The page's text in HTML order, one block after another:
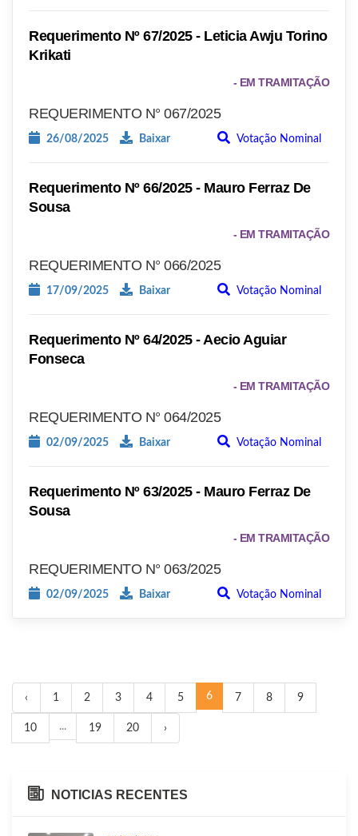
Requerimento Nº 67/2025 - Leticia Awju Torino
Krikati
- EM TRAMITAÇÃO
REQUERIMENTO N° 067/2025
26/08/2025 Baixar Votação Nominal
Requerimento Nº 66/2025 - Mauro Ferraz De
Sousa
- EM TRAMITAÇÃO
REQUERIMENTO N° 066/2025
17/09/2025 Baixar Votação Nominal
Requerimento Nº 64/2025 - Aecio Aguiar
Fonseca
- EM TRAMITAÇÃO
REQUERIMENTO N° 064/2025
02/09/2025 Baixar Votação Nominal
Requerimento Nº 63/2025 - Mauro Ferraz De
Sousa
- EM TRAMITAÇÃO
REQUERIMENTO N° 063/2025
02/09/2025 Baixar Votação Nominal
‹ 1 2 3 4 5 6 7 8 9
10 ... 19 20 ›
NOTICIAS RECENTES